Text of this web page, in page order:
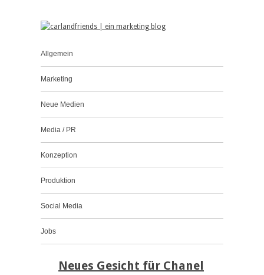
Allgemein
Marketing
Neue Medien
Media / PR
Konzeption
Produktion
Social Media
Jobs
Neues Gesicht für Chanel